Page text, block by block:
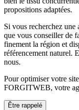
propositions adaptées.
Si vous recherchez
que vous conseiller de
finement la région et
référencement naturel.
nous.
Pour optimiser votre
FORGITWEB, votre
Être rappelé